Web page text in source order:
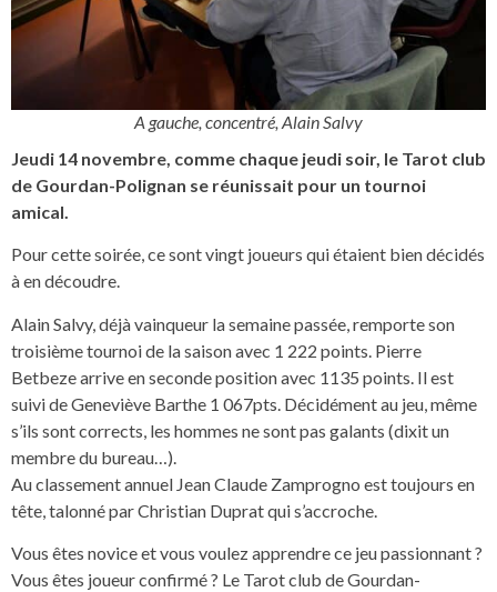
A gauche, concentré, Alain Salvy
Jeudi 14 novembre, comme chaque jeudi soir, le Tarot club
de Gourdan-Polignan se réunissait pour un tournoi
amical.
Pour cette soirée, ce sont vingt joueurs qui étaient bien décidés
à en découdre.
Alain Salvy, déjà vainqueur la semaine passée, remporte son
troisième tournoi de la saison avec 1 222 points. Pierre
Betbeze arrive en seconde position avec 1135 points. Il est
suivi de Geneviève Barthe 1 067pts. Décidément au jeu, même
s’ils sont corrects, les hommes ne sont pas galants (dixit un
membre du bureau…).
Au classement annuel Jean Claude Zamprogno est toujours en
tête, talonné par Christian Duprat qui s’accroche.
Vous êtes novice et vous voulez apprendre ce jeu passionnant ?
Vous êtes joueur confirmé ? Le Tarot club de Gourdan-